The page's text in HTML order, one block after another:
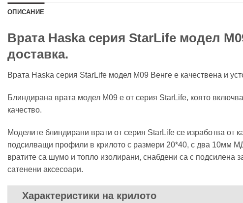
ОПИСАНИЕ
Врата Haska серия StarLife модел
доставка.
Врата Haska серия StarLife модел М09 Венге е качествена и
Блиндирана врата модел М09 е от серия StarLife, която
качество.
Моделите блиндирани врати от серия StarLife се изработва от
подсилващи профили в крилото с размери 20*40, с два 10мм
вратите са шумо и топло изолирани, снабдени са с подсилена
сатенени аксесоари.
Характеристики на крилото